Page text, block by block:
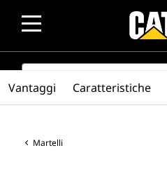
SEARCH
Martelli
Vantaggi Caratteristiche